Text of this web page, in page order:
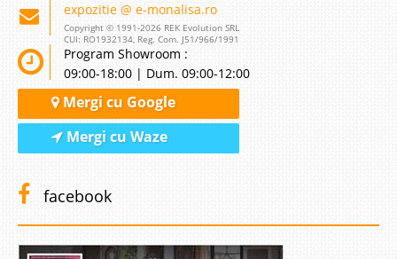
expozitie @ e-monalisa.ro
Copyright © 1991-2026 REK Evolution SRL
CUI: RO1932134, Reg. Com. J51/966/1991
Program Showroom :
09:00-18:00 | Dum. 09:00-12:00
Mergi cu Google
Mergi cu Waze
facebook